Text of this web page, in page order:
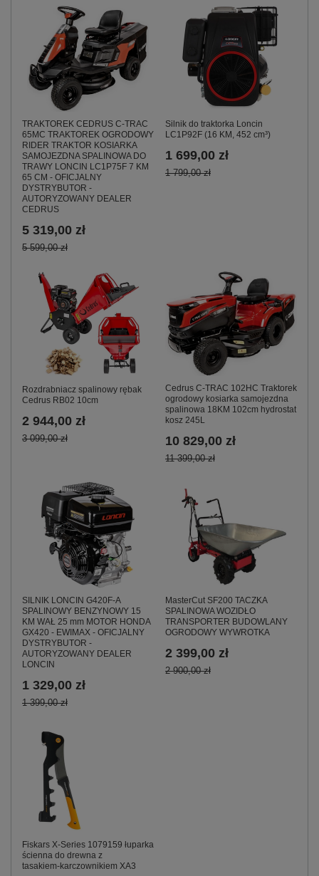
TRAKTOREK CEDRUS C-TRAC
65MC TRAKTOREK OGRODOWY
RIDER TRAKTOR KOSIARKA
SAMOJEZDNA SPALINOWA DO
TRAWY LONCIN LC1P75F 7 KM
65 CM - OFICJALNY
DYSTRYBUTOR -
AUTORYZOWANY DEALER
CEDRUS
5 319,00 zł
5 599,00 zł
Silnik do traktorka Loncin
LC1P92F (16 KM, 452 cm³)
1 699,00 zł
1 799,00 zł
Rozdrabniacz spalinowy rębak
Cedrus RB02 10cm
2 944,00 zł
3 099,00 zł
Cedrus C-TRAC 102HC Traktorek
ogrodowy kosiarka samojezdna
spalinowa 18KM 102cm hydrostat
kosz 245L
10 829,00 zł
11 399,00 zł
SILNIK LONCIN G420F-A
SPALINOWY BENZYNOWY 15
KM WAŁ 25 mm MOTOR HONDA
GX420 - EWIMAX - OFICJALNY
DYSTRYBUTOR -
AUTORYZOWANY DEALER
LONCIN
1 329,00 zł
1 399,00 zł
MasterCut SF200 TACZKA
SPALINOWA WOZIDŁO
TRANSPORTER BUDOWLANY
OGRODOWY WYWROTKA
2 399,00 zł
2 900,00 zł
Fiskars X‑Series 1079159 łuparka
ścienna do drewna z
tasakiem‑karczownikiem XA3